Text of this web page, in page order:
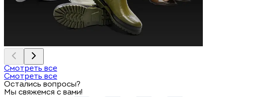
Смотреть все
Смотреть все
Остались вопросы?
Мы свяжемся с вами!